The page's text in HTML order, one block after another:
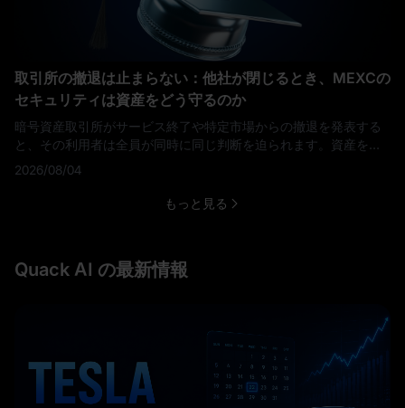
取引所の撤退は止まらない：他社が閉じるとき、MEXCの
セキュリティは資産をどう守るのか
暗号資産取引所がサービス終了や特定市場からの撤退を発表する
と、その利用者は全員が同時に同じ判断を迫られます。資産をど
こへ移すのか。そして、預ける前に次のプラットフォームをどう
見極めるのか。 確認すべき項目は、どの場合もほとんど変わりま
せん。 顧客の資産は全額が裏づけられているか。 いつでも出金で
2026/08/04
もっと見る
Quack AI の最新情報